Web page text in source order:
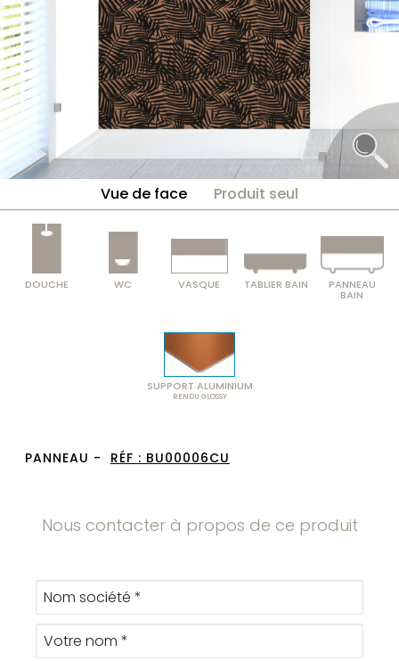
Vue de face Produit seul
DOUCHE WC VASQUE TABLIER BAIN PANNEAU
BAIN
SUPPORT ALUMINIUM
RENDU GLOSSY
PANNEAU - RÉF : BU00006CU
Nous contacter à propos de ce produit